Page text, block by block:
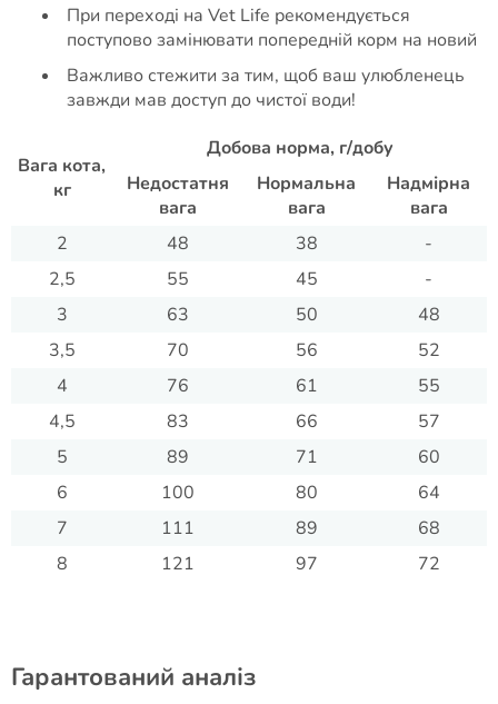
При переході на Vet Life рекомендується
поступово замінювати попередній корм на новий
Важливо стежити за тим, щоб ваш улюбленець
завжди мав доступ до чистої води!
Вага кота,
кг
Добова норма, г/добу
Недостатня
вага
Нормальна
вага
Надмірна
вага
2
48 38
-
2,5
55 45
-
3
63 50
48
3,5
70 56
52
4
76 61
55
4,5
83 66
57
5
89 71
60
6
100 80
64
7
111 89
68
8
121 97 72
Гарантований аналіз